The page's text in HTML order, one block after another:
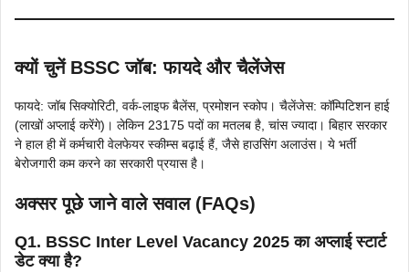
क्यों चुनें BSSC जॉब: फायदे और चैलेंजेस
फायदे: जॉब सिक्योरिटी, वर्क-लाइफ बैलेंस, प्रमोशन स्कोप। चैलेंजेस: कॉम्पिटिशन हाई
(लाखों अप्लाई करेंगे)। लेकिन 23175 पदों का मतलब है, चांस ज्यादा। बिहार सरकार
ने हाल ही में कर्मचारी वेलफेयर स्कीम्स बढ़ाई हैं, जैसे हाउसिंग अलाउंस। ये भर्ती
बेरोजगारी कम करने का सरकारी प्रयास है।
अक्सर पूछे जाने वाले सवाल (FAQs)
Q1. BSSC Inter Level Vacancy 2025 का अप्लाई स्टार्ट
डेट क्या है?